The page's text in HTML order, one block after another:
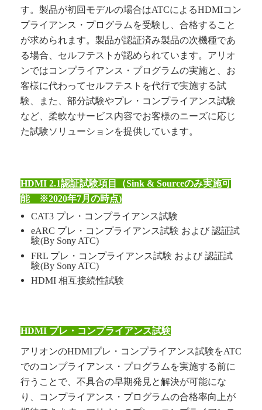
す。製品が初回モデルの場合はATCによるHDMIコン
プライアンス・プログラムを受験し、合格すること
が求められます。製品が認証済み製品の次機種であ
る場合、セルフテストが認められています。アリオ
ンではコンプライアンス・プログラムの実施と、お
客様に代わってセルフテストを代行で実施する試
験、また、部分試験やプレ・コンプライアンス試験
など、柔軟なサービス内容でお客様のニーズに応じ
た試験ソリューションを提供しています。
HDMI 2.1認証試験項目（Sink & Sourceのみ実施可
能 ※2020年7月の時点)
CAT3 プレ・コンプライアンス試験
eARC プレ・コンプライアンス試験 および 認証試
験(By Sony ATC)
FRL プレ・コンプライアンス試験 および 認証試
験(By Sony ATC)
HDMI 相互接続性試験
HDMI プレ ・コンプライアンス試験
アリオンのHDMIプレ・コンプライアンス試験をATC
でのコンプライアンス・プログラムを実施する前に
行うことで、不具合の早期発見と解決が可能にな
り、コンプライアンス・プログラムの合格率向上が